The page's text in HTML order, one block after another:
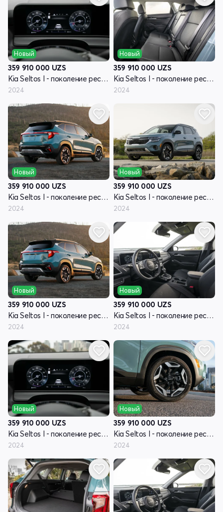
Новый
359 910 000 UZS
Kia Seltos I - поколение рестайлинг
2024
Новый
359 910 000 UZS
Kia Seltos I - поколение рестайлинг
2024
Новый
359 910 000 UZS
Kia Seltos I - поколение рестайлинг
2024
Новый
359 910 000 UZS
Kia Seltos I - поколение рестайлинг
2024
Новый
359 910 000 UZS
Kia Seltos I - поколение рестайлинг
2024
Новый
359 910 000 UZS
Kia Seltos I - поколение рестайлинг
2024
Новый
359 910 000 UZS
Kia Seltos I - поколение рестайлинг
2024
Новый
359 910 000 UZS
Kia Seltos I - поколение рестайлинг
2024